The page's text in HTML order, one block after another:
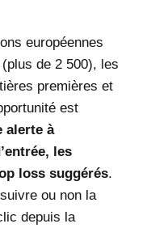
européennes
de 2 500), les
premières et
est
alerte à
les
loss suggérés.
ou non la
depuis la